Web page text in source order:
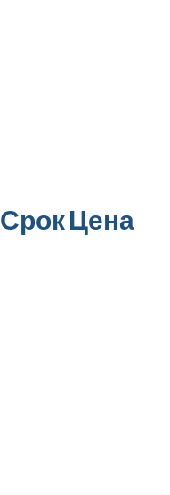
СрокЦена